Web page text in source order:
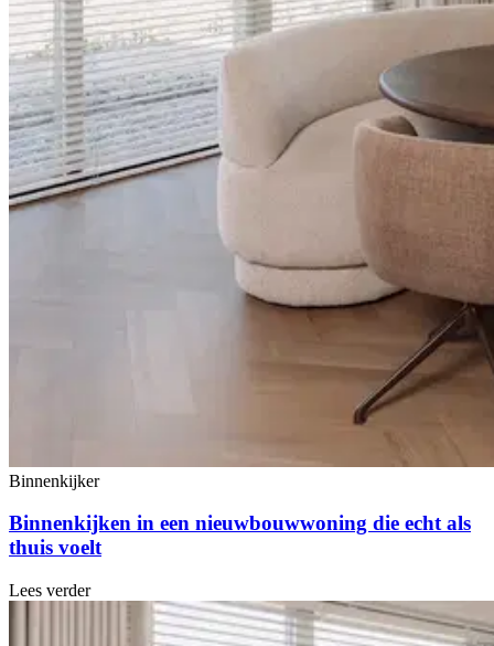
Binnenkijker
Binnenkijken in een nieuwbouwwoning die echt als
thuis voelt
Lees verder